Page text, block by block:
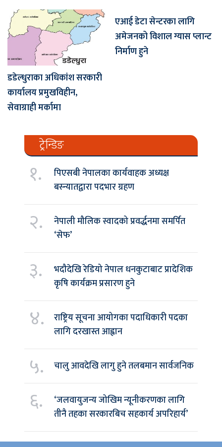
डडेल्धुराका अधिकांश सरकारी
कार्यालय प्रमुखविहीन,
सेवाग्राही मर्कामा
एआई डेटा सेन्टरका लागि
अमेजनको विशाल ग्यास प्लान्ट
निर्माण हुने
ट्रेन्डिङ
१.
पिएसबी नेपालका कार्यवाहक अध्यक्ष
बस्न्यातद्वारा पदभार ग्रहण
२.
नेपाली मौलिक स्वादको प्रवर्द्धनमा समर्पित
‘सेफ’
३.
भदौदेखि रेडियो नेपाल धनकुटाबाट प्रादेशिक
कृषि कार्यक्रम प्रसारण हुने
४.
राष्ट्रिय सूचना आयोगका पदाधिकारी पदका
लागि दरखास्त आह्वान
५. चालु आवदेखि लागु हुने तलबमान सार्वजनिक
६.
‘जलवायुजन्य जोखिम न्यूनीकरणका लागि
तीनै तहका सरकारबिच सहकार्य अपरिहार्य’